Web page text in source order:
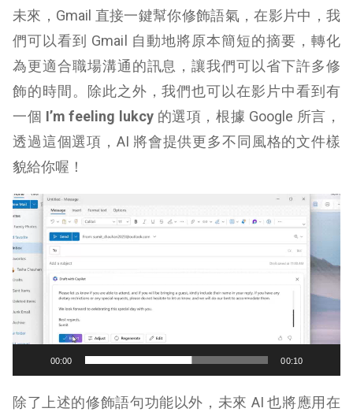
未來，Gmail 直接一鍵幫你修飾語氣，在影片中，我
們可以看到 Gmail 自動地將原本簡短的摘要，轉化
為更適合職場溝通的訊息，讓我們可以省下許多修
飾的時間。除此之外，我們也可以在影片中看到有
一個 I’m feeling lukcy 的選項，根據 Google 所言，
透過這個選項，AI 將會提供更多不同風格的文件樣
貌給你喔！
視
訊
播
放
器
00:00 00:10
除了上述的修飾語句功能以外，未來 AI 也將應用在